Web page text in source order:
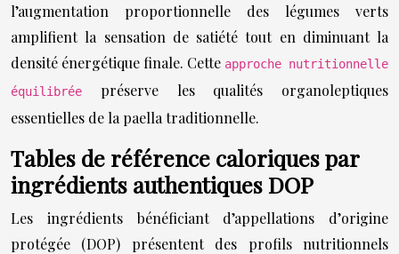
l’augmentation proportionnelle des légumes verts
amplifient la sensation de satiété tout en diminuant la
densité énergétique finale. Cette approche nutritionnelle
équilibrée
préserve les qualités organoleptiques
essentielles de la paella traditionnelle.
Tables de référence caloriques par
ingrédients authentiques DOP
Les ingrédients bénéficiant d’appellations d’origine
protégée (DOP) présentent des profils nutritionnels